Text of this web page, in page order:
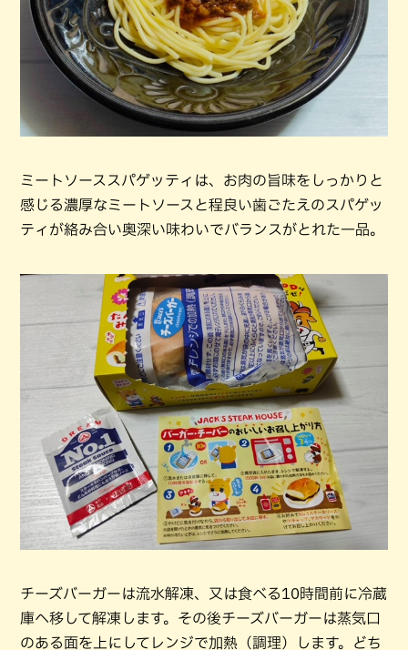
ミートソーススパゲッティは、お肉の旨味をしっかりと
感じる濃厚なミートソースと程良い歯ごたえのスパゲッ
ティが絡み合い奥深い味わいでバランスがとれた一品。
チーズバーガーは流水解凍、又は食べる10時間前に冷蔵
庫へ移して解凍します。その後チーズバーガーは蒸気口
のある面を上にしてレンジで加熱（調理）します。どち